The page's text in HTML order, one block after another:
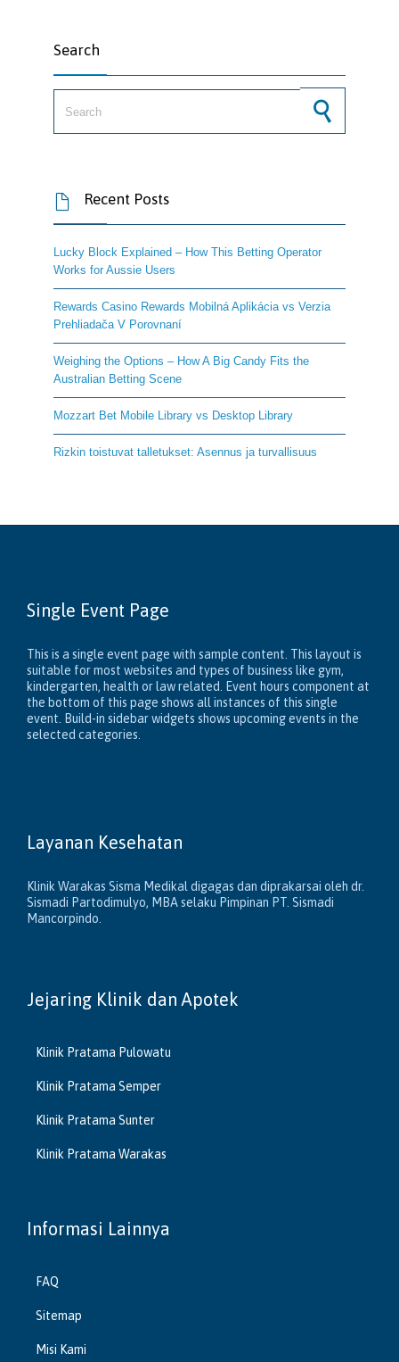
Search
 Recent Posts
Lucky Block Explained – How This Betting Operator
Works for Aussie Users
Rewards Casino Rewards Mobilná Aplikácia vs Verzia
Prehliadača V Porovnaní
Weighing the Options – How A Big Candy Fits the
Australian Betting Scene
Mozzart Bet Mobile Library vs Desktop Library
Rizkin toistuvat talletukset: Asennus ja turvallisuus
Single Event Page
This is a single event page with sample content. This layout is
suitable for most websites and types of business like gym,
kindergarten, health or law related. Event hours component at
the bottom of this page shows all instances of this single
event. Build-in sidebar widgets shows upcoming events in the
selected categories.
Layanan Kesehatan
Klinik Warakas Sisma Medikal digagas dan diprakarsai oleh dr.
Sismadi Partodimulyo, MBA selaku Pimpinan PT. Sismadi
Mancorpindo.
Jejaring Klinik dan Apotek
Klinik Pratama Pulowatu
Klinik Pratama Semper
Klinik Pratama Sunter
Klinik Pratama Warakas
Informasi Lainnya
FAQ
Sitemap
Misi Kami